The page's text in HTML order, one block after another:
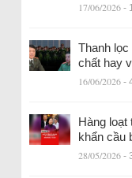
17/06/2026 -
Thanh
chất hay
16/06/2026 -
Hàng loạt
khẩn cầu
28/05/2026 -